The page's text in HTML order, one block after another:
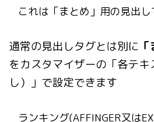
これは「まとめ」用の見出し
通常の見出しタグとは別に
をカスタマイザーの「各テ
し）」で設定できます
ランキング(AFFINGER又はEX